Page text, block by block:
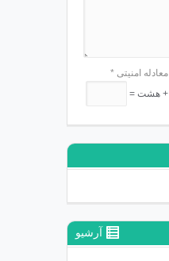
معادله امنیتی *
آرشیو